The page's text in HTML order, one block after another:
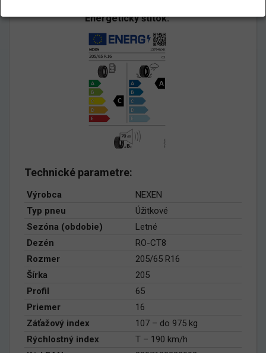
Energetický štítok:
Technické parametre:
Výrobca
NEXEN
Typ pneu
Úžitkové
Sezóna (obdobie)
Letné
Dezén
RO-CT8
Rozmer
205/65 R16
Šírka
205
Profil
65
Priemer
16
Záťažový index
107 – do 975 kg
Rýchlostný index
T – 190 km/h